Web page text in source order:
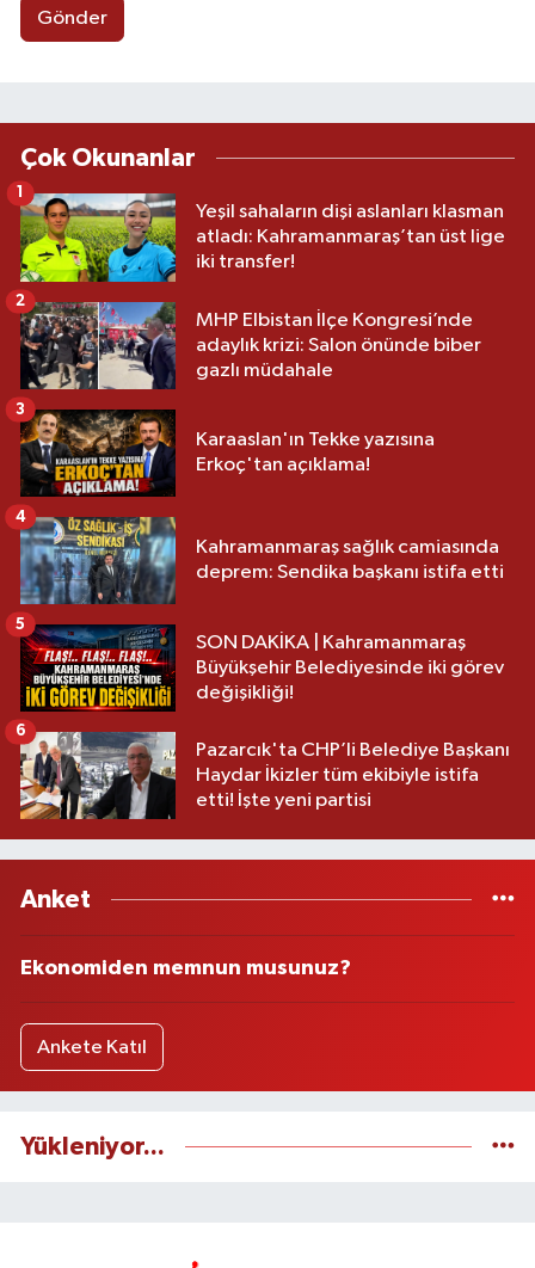
Gönder
Çok Okunanlar
Yeşil sahaların dişi aslanları klasman
atladı: Kahramanmaraş’tan üst lige
iki transfer!
MHP Elbistan İlçe Kongresi’nde
adaylık krizi: Salon önünde biber
gazlı müdahale
2
Karaaslan'ın Tekke yazısına
Erkoç'tan açıklama!
3
Kahramanmaraş sağlık camiasında
deprem: Sendika başkanı istifa etti
4
SON DAKİKA | Kahramanmaraş
Büyükşehir Belediyesinde iki görev
değişikliği!
5
Pazarcık'ta CHP’li Belediye Başkanı
Haydar İkizler tüm ekibiyle istifa
etti! İşte yeni partisi
6
Anket
Ekonomiden memnun musunuz?
Ankete Katıl
Yükleniyor...